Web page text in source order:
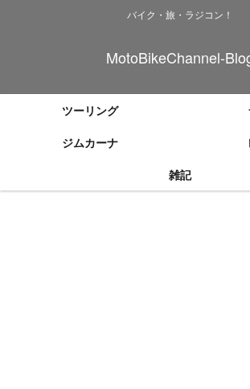
バイク・旅・ラジコン！
MotoBikeChannel-
ツーリング
ジムカーナ
雑記